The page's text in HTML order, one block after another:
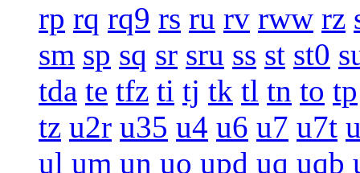
rp rq rq9 rs ru rv rww rz
sm sp sq sr sru ss st st0
tda te tfz ti tj tk tl tn to tp
tz u2r u35 u4 u6 u7 u7t
ul um un uo upd uq uqb